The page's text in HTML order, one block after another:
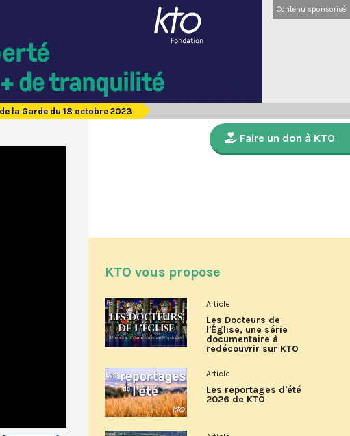
Contenu sponsorisé
la Garde du 18 octobre 2023
Faire un don à KTO
KTO vous propose
Article
Les Docteurs de
l'Église, une série
documentaire à
redécouvrir sur KTO
Article
Les reportages d'été
2026 de KTO